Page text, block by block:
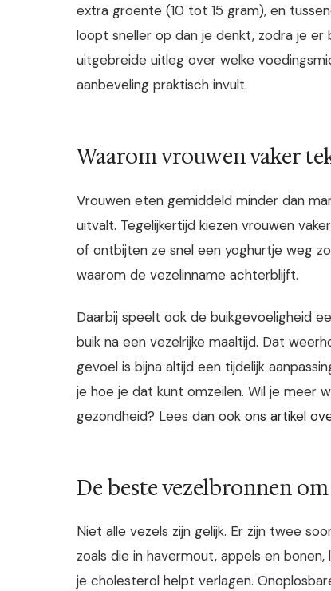
extra groente (10 tot 15 gram), en
loopt sneller op dan je denkt, zodra je
uitgebreide uitleg over welke
aanbeveling praktisch invult.
Waarom vrouwen vaker
Vrouwen eten gemiddeld minder dan
uitvalt. Tegelijkertijd kiezen vrouwen
of ontbijten ze snel een yoghurtje weg
waarom de vezelinname achterblijft.
Daarbij speelt ook de buikgevoeligheid
buik na een vezelrijke maaltijd. Dat
gevoel is bijna altijd een tijdelijk
je hoe je dat kunt omzeilen. Wil je
gezondheid? Lees dan ook ons artikel
De beste vezelbronnen
Niet alle vezels zijn gelijk. Er zijn twee
zoals die in havermout, appels en
je cholesterol helpt verlagen.